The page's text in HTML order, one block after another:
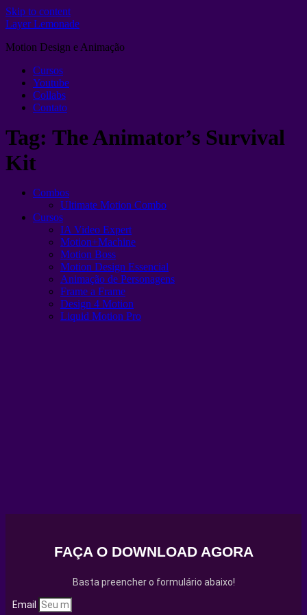
Skip to content
Layer Lemonade
Motion Design e Animação
Cursos
Youtube
Collabs
Contato
Tag: The Animator’s Survival
Kit
Combos
Ultimate Motion Combo
Cursos
IA Video Expert
Motion+Machine
Motion Boss
Motion Design Essencial
Animação de Personagens
Frame a Frame
Design 4 Motion
Liquid Motion Pro
FAÇA O DOWNLOAD AGORA
Basta preencher o formulário abaixo!
Email